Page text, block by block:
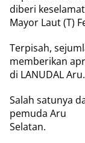
diberi
Mayor Laut (T)
Terpisah,
memberikan
di LANUDAL Aru.
Salah satunya
pemuda Aru
Selatan.